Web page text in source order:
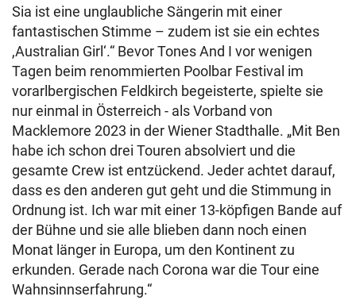
Sia ist eine unglaubliche Sängerin mit einer
fantastischen Stimme – zudem ist sie ein echtes
,Australian Girl‘.“ Bevor Tones And I vor wenigen
Tagen beim renommierten Poolbar Festival im
vorarlbergischen Feldkirch begeisterte, spielte sie
nur einmal in Österreich - als Vorband von
Macklemore 2023 in der Wiener Stadthalle. „Mit Ben
habe ich schon drei Touren absolviert und die
gesamte Crew ist entzückend. Jeder achtet darauf,
dass es den anderen gut geht und die Stimmung in
Ordnung ist. Ich war mit einer 13-köpfigen Bande auf
der Bühne und sie alle blieben dann noch einen
Monat länger in Europa, um den Kontinent zu
erkunden. Gerade nach Corona war die Tour eine
Wahnsinnserfahrung.“